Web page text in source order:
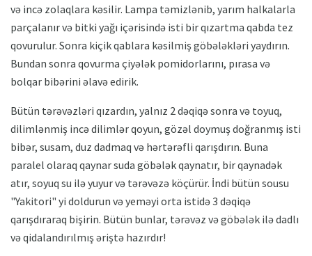
və incə zolaqlara kəsilir. Lampa təmizlənib, yarım halkalarla
parçalanır və bitki yağı içərisində isti bir qızartma qabda tez
qovurulur. Sonra kiçik qablara kəsilmiş göbələkləri yaydırın.
Bundan sonra qovurma çiyələk pomidorlarını, pırasa və
bolqar bibərini əlavə edirik.
Bütün tərəvəzləri qızardın, yalnız 2 dəqiqə sonra və toyuq,
dilimlənmiş incə dilimlər qoyun, gözəl doymuş doğranmış isti
bibər, susam, duz dadmaq və hərtərəfli qarışdırın. Buna
paralel olaraq qaynar suda göbələk qaynatır, bir qaynadək
atır, soyuq su ilə yuyur və tərəvəzə köçürür. İndi bütün sousu
"Yakitori" yi doldurun və yeməyi orta istidə 3 dəqiqə
qarışdıraraq bişirin. Bütün bunlar, tərəvəz və göbələk ilə dadlı
və qidalandırılmış əriştə hazırdır!